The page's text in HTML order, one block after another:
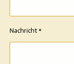
Nachricht *